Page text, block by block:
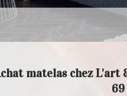
matelas chez L'art
69